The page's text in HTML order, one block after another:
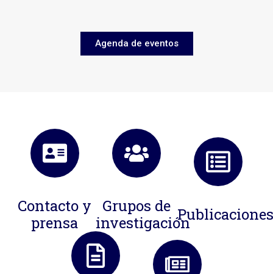
Agenda de eventos
Contacto y
prensa
Grupos de
investigación